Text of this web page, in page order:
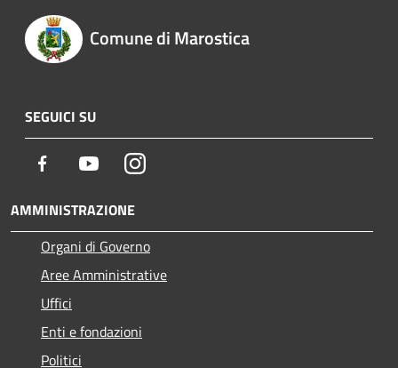
Comune di Marostica
SEGUICI SU
Facebook YoutubeInstagram
AMMINISTRAZIONE
Organi di Governo
Aree Amministrative
Uffici
Enti e fondazioni
Politici